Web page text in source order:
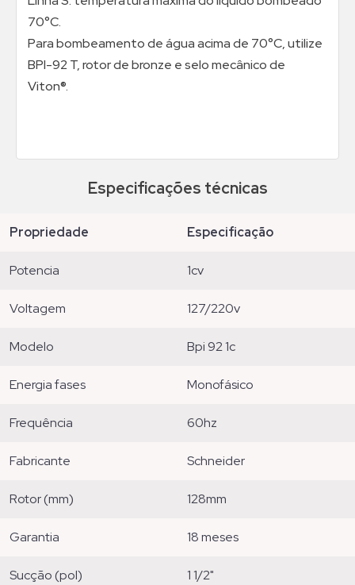
70°C.
Para bombeamento de água acima de 70°C, utilize
BPI-92 T, rotor de bronze e selo mecânico de
Viton®.
Especificações técnicas
propriedade especificação
potencia 1cv
voltagem 127/220v
modelo bpi 92 1c
energia fases monofásico
frequência 60hz
fabricante schneider
rotor (mm) 128mm
garantia 18 meses
sucção (pol) 1 1/2"